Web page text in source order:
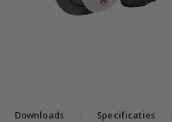
Downloads Specificaties